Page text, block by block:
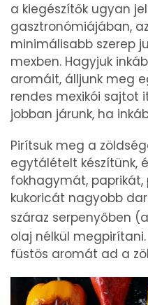
a kiegészítők ugyan
gasztronómiájában,
minimálisabb szerep
mexben. Hagyjuk
aromáit, álljunk meg
rendes mexikói sajtot
jobban járunk, ha
Pirítsuk meg a
egytálételt készítünk,
fokhagymát,
kukoricát nagyobb
száraz serpenyőben
olaj nélkül
füstös aromát ad a